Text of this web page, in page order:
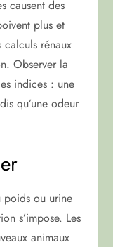
causent des
plus et
calculs rénaux
Observer la
indices : une
qu’une odeur
poids ou urine
s’impose. Les
animaux